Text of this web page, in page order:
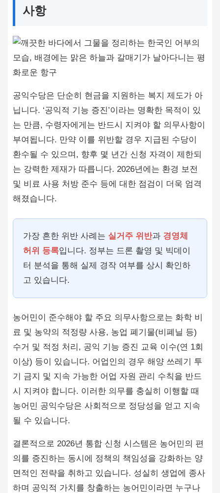
사항
공익수당은 단순히 현금을 지원하는 복지 제도가 아
닙니다. ‘공익적 기능 증진’이라는 명확한 목적이 있
는 만큼, 수령자에게는 반드시 지켜야 할 의무사항이
부여됩니다. 만약 이를 위반할 경우 지급된 수당이
환수될 수 있으며, 향후 몇 년간 신청 자격이 제한되
는 강력한 제재가 따릅니다. 2026년에는 환경 보전
및 비료 사용 처방 준수 등에 대한 점검이 더욱 엄격
해졌습니다.
가장 흔한 위반 사례는 실거주 위반과 경영체
허위 등록입니다. 정부는 드론 촬영 및 빅데이
터 분석을 통해 실제 경작 여부를 상시 확인하
고 있습니다.
농어민이 준수해야 할 주요 의무사항으로는 화학 비
료 및 농약의 적정량 사용, 농업 폐기물(비폐닐 등)
수거 및 적정 처리, 공익 기능 증진 교육 이수(연 1회
이상) 등이 있습니다. 어업인의 경우 해양 쓰레기 투
기 금지 및 지속 가능한 어업 자원 관리 수칙을 반드
시 지켜야 합니다. 이러한 의무를 충실히 이행할 때
농어민 공익수당은 사회적으로 정당성을 얻고 지속
될 수 있습니다.
결론적으로 2026년 통합 신청 시스템은 농어민의 편
의를 증진하는 동시에 정책의 책임성을 강화하는 양
면적인 전략을 취하고 있습니다. 성실히 생업에 종사
하며 공익적 가치를 창출하는 농어민이라면 누구나